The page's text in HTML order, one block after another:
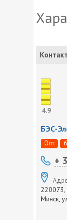
4.9
БЭС-
Опт
+
220073,
Минск,